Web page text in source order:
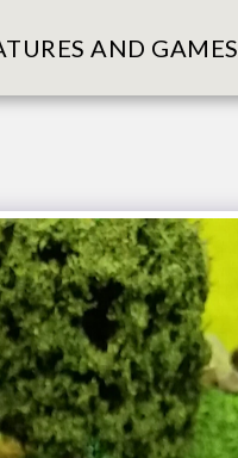
AND GAMES